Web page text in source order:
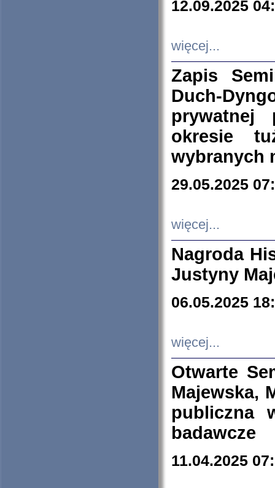
12.09.2025
więcej...
Zapis
Duch-
prywatnej
okresie
wybranych
29.05.2025
więcej...
Nagroda
Justyny
06.05.2025
więcej...
Otwarte
Majewska,
publiczna
badawcze
11.04.2025